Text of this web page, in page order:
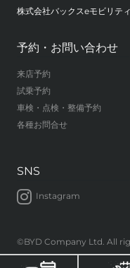
株式会社バックスeモビリティ
予約・お問い合わせ
来店予約
試乗予約
車検・点検・整備予約
各種お問合せ
SNS
Instagram
©BYD Company Ltd. All